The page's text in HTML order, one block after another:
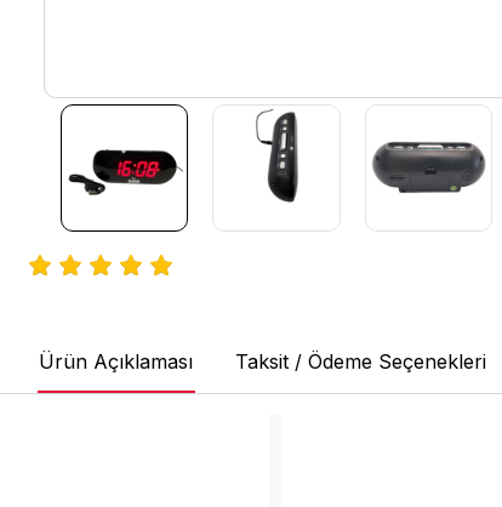
Ürün Açıklaması Taksit / Ödeme Seçenekleri